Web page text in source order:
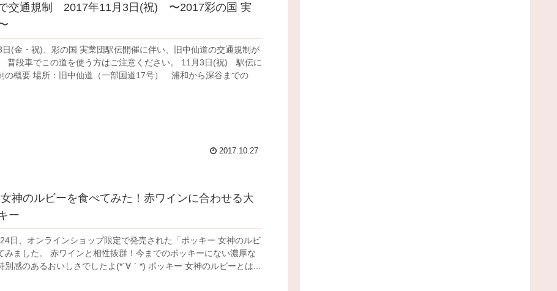
で交通規制 2017年11月3日(祝) 〜2017彩の国 実
(金・祝)、彩の国 実業団駅伝開催に伴い、旧中仙道の交通規制が
普段車でこの道を使う方はご注意ください。 11月3日(祝) 駅伝に
の概要 場所：旧中仙道（一部国道17号） 浦和から深谷までの
2017.10.27
神のルビーを食べてみた！赤ワインに合わせる大
ー
日、オンラインショップ限定で発売された「ポッキー 女神のルビ
みました。 赤ワインと相性抜群！今までのポッキーにない濃厚な
別感のあるおいしさでしたよ(*´∀｀*) ポッキー 女神のルビーとは...